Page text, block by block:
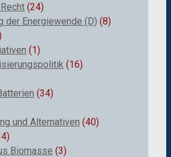
(24)
der Energiewende (D) (8)
(1)
(16)
(34)
und Alternativen (40)
Biomasse (3)